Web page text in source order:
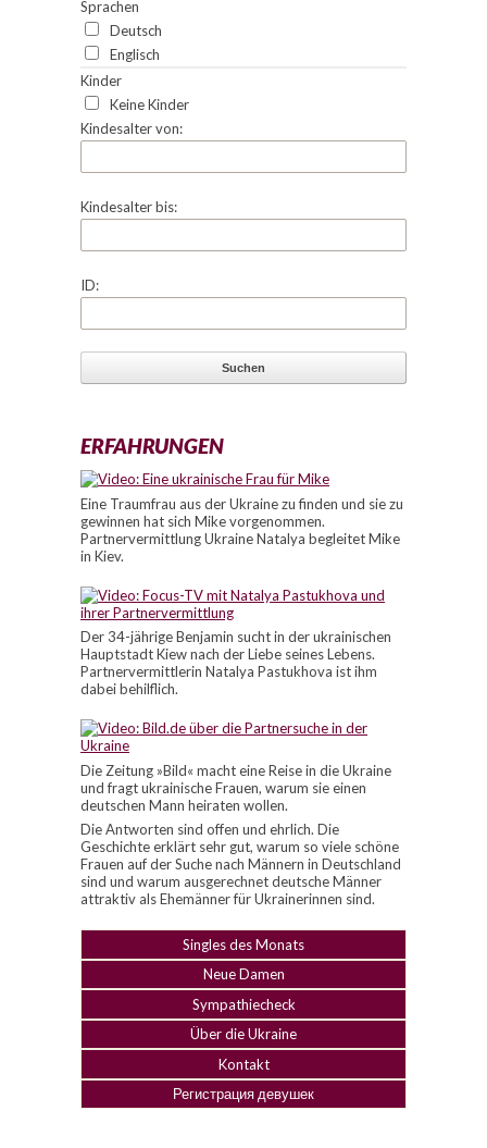
Sprachen
Deutsch
Englisch
Kinder
Keine Kinder
Kindesalter von:
Kindesalter bis:
ID:
ERFAHRUNGEN
Eine Traumfrau aus der Ukraine zu finden und sie zu
gewinnen hat sich Mike vorgenommen.
Partnervermittlung Ukraine Natalya begleitet Mike
in Kiev.
Der 34-jährige Benjamin sucht in der ukrainischen
Hauptstadt Kiew nach der Liebe seines Lebens.
Partnervermittlerin Natalya Pastukhova ist ihm
dabei behilflich.
Die Zeitung »Bild« macht eine Reise in die Ukraine
und fragt ukrainische Frauen, warum sie einen
deutschen Mann heiraten wollen.
Die Antworten sind offen und ehrlich. Die
Geschichte erklärt sehr gut, warum so viele schöne
Frauen auf der Suche nach Männern in Deutschland
sind und warum ausgerechnet deutsche Männer
attraktiv als Ehemänner für Ukrainerinnen sind.
Singles des Monats
Neue Damen
Sympathiecheck
Über die Ukraine
Kontakt
Регистрация девушек